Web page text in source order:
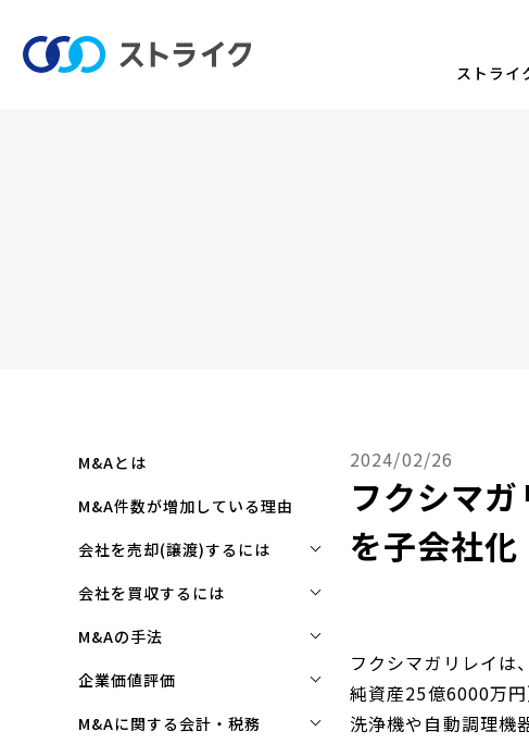
ストライ
M&Aとは
M&A件数が増加している理由
会社を売却(譲渡)するには
会社を売却(譲渡)するには
M&Aで売れる会社の条件とは
M&Aで買い手はここを見る
会社を買収するには
会社を買収するには
企業買収を成功させるポイント
買収監査(デューディリジェン
ス)とは
M&Aの手法
株式譲渡
第三者割当増資
企業価値評価
企業価値評価(バリュエーショ
M&Aに関する会計・税務
2024/02/26
フクシマ
を子会社化
フクシマガリレイは
純資産25億6000万
洗浄機や自動調理機